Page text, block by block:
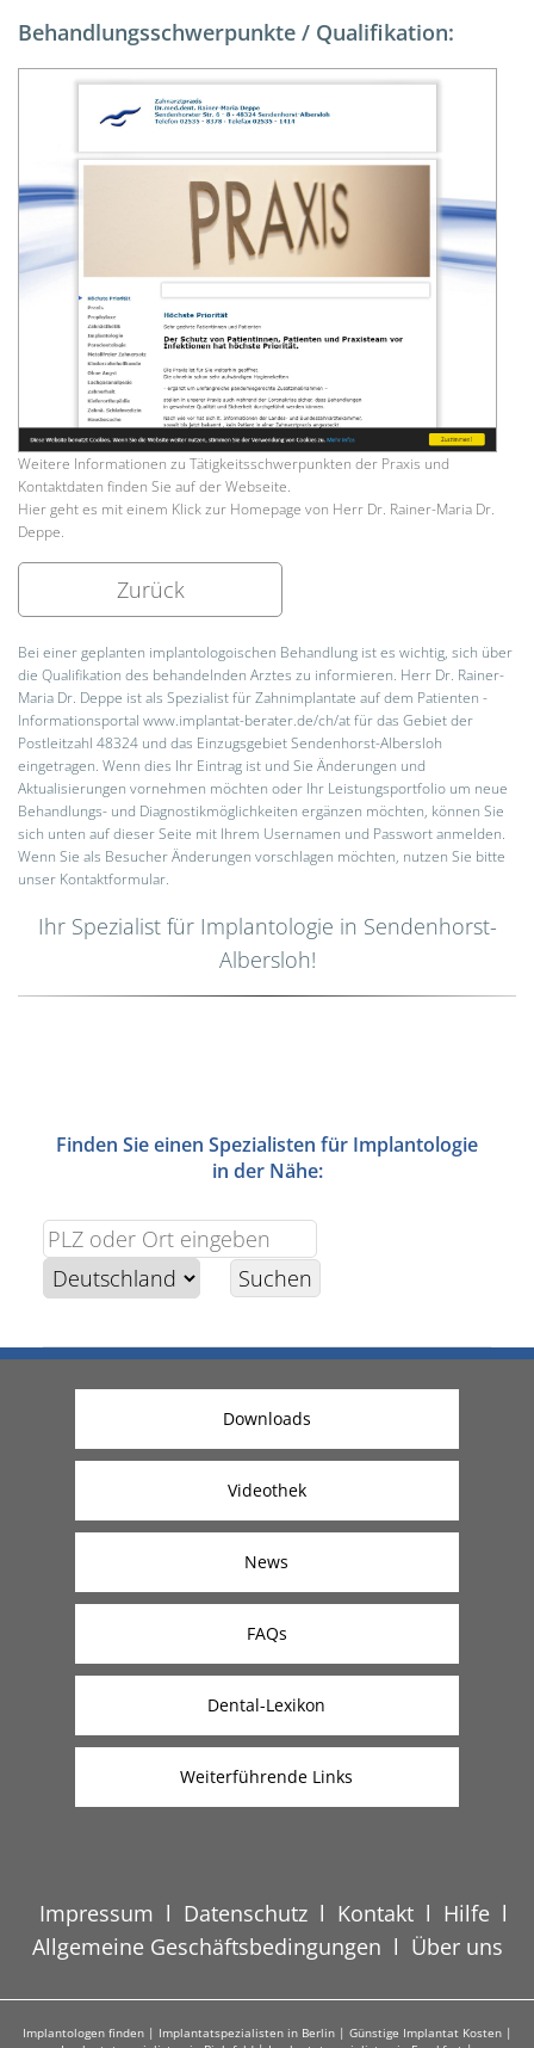
Behandlungsschwerpunkte / Qualifikation:
Weitere Informationen zu Tätigkeitsschwerpunkten der Praxis und
Kontaktdaten finden Sie auf der Webseite.
Hier geht es mit einem Klick zur Homepage von Herr Dr. Rainer-Maria Dr.
Deppe.
Zurück
Bei einer geplanten implantologoischen Behandlung ist es wichtig, sich über
die Qualifikation des behandelnden Arztes zu informieren. Herr Dr. Rainer-
Maria Dr. Deppe ist als Spezialist für Zahnimplantate auf dem Patienten -
Informationsportal www.implantat-berater.de/ch/at für das Gebiet der
Postleitzahl 48324 und das Einzugsgebiet Sendenhorst-Albersloh
eingetragen. Wenn dies Ihr Eintrag ist und Sie Änderungen und
Aktualisierungen vornehmen möchten oder Ihr Leistungsportfolio um neue
Behandlungs- und Diagnostikmöglichkeiten ergänzen möchten, können Sie
sich unten auf dieser Seite mit Ihrem Usernamen und Passwort anmelden.
Wenn Sie als Besucher Änderungen vorschlagen möchten, nutzen Sie bitte
unser Kontaktformular.
Ihr Spezialist für Implantologie in Sendenhorst-
Albersloh!
Finden Sie einen Spezialisten für Implantologie
in der Nähe:
Downloads
Videothek
News
FAQs
Dental-Lexikon
Weiterführende Links
Impressum l Datenschutz l Kontakt l Hilfe l
Allgemeine Geschäftsbedingungen l Über uns
Implantologen finden| Implantatspezialisten in Berlin| Günstige Implantat Kosten|